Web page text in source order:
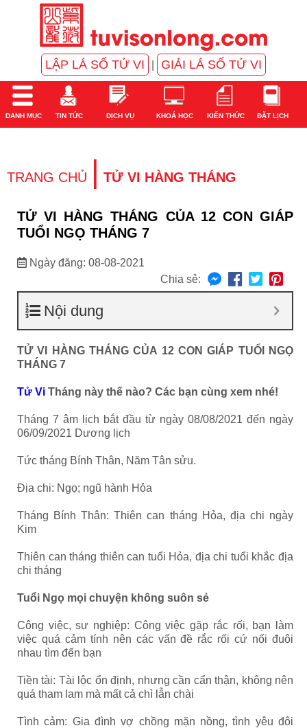
LẬP LÁ SỐ TỬ VI GIẢI LÁ SỐ TỬ VI
DANH MỤC TIN TỨC DỊCH VỤ KHOÁ HỌC KIẾN THỨC ĐẶT LỊCH
TRANG CHỦ | TỬ VI HÀNG THÁNG
TỬ VI HÀNG THÁNG CỦA 12 CON GIÁP
TUỔI NGỌ THÁNG 7
Ngày đăng: 08-08-2021
Chia sẻ:
Nội dung
TỬ VI HÀNG THÁNG CỦA 12 CON GIÁP TUỔI NGỌ
THÁNG 7
Tử Vi Tháng này thế nào? Các bạn cùng xem nhé!
Tháng 7 âm lịch bắt đầu từ ngày 08/08/2021 đến ngày
06/09/2021 Dương lịch
Tức tháng Bính Thân, Năm Tân sửu.
Địa chi: Ngọ; ngũ hành Hỏa
Tháng Bính Thân: Thiên can tháng Hỏa, địa chi ngày
Kim
Thiên can tháng thiên can tuổi Hỏa, địa chi tuổi khắc địa
chi tháng
Tuổi Ngọ mọi chuyện không suôn sẻ
Công việc, sự nghiệp: Công việc gặp rắc rối, bạn làm
việc quá cảm tính nên các vấn đề rắc rối cứ nối đuôi
nhau tìm đến bạn
Tiền tài: Tài lộc ổn định, nhưng cần cẩn thận, không nên
quá tham lam mà mất cả chì lẫn chài
Tình cảm: Gia đình vợ chồng mặn nồng, tình yêu đôi